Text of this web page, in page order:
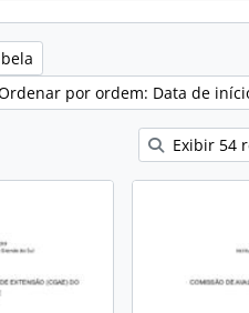
por ordem: Data de
Exibir 54